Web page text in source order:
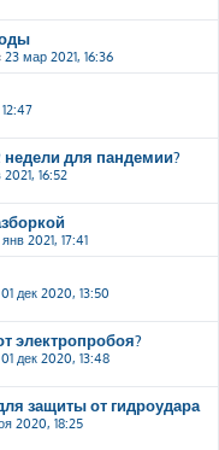
23 мар 2021, 16:36
для пандемии?
2021, 16:52
2021, 17:41
01 дек 2020, 13:50
электропробоя?
01 дек 2020, 13:48
защиты от гидроудара
2020, 18:25